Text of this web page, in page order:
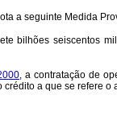
a seguinte Medida
bilhões seiscentos
, a contratação de
a que se refere o